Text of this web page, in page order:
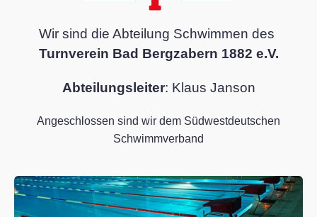
Wir sind die Abteilung Schwimmen des
Turnverein Bad Bergzabern 1882 e.V.
Abteilungsleiter: Klaus Janson
Angeschlossen sind wir dem Südwestdeutschen
Schwimmverband